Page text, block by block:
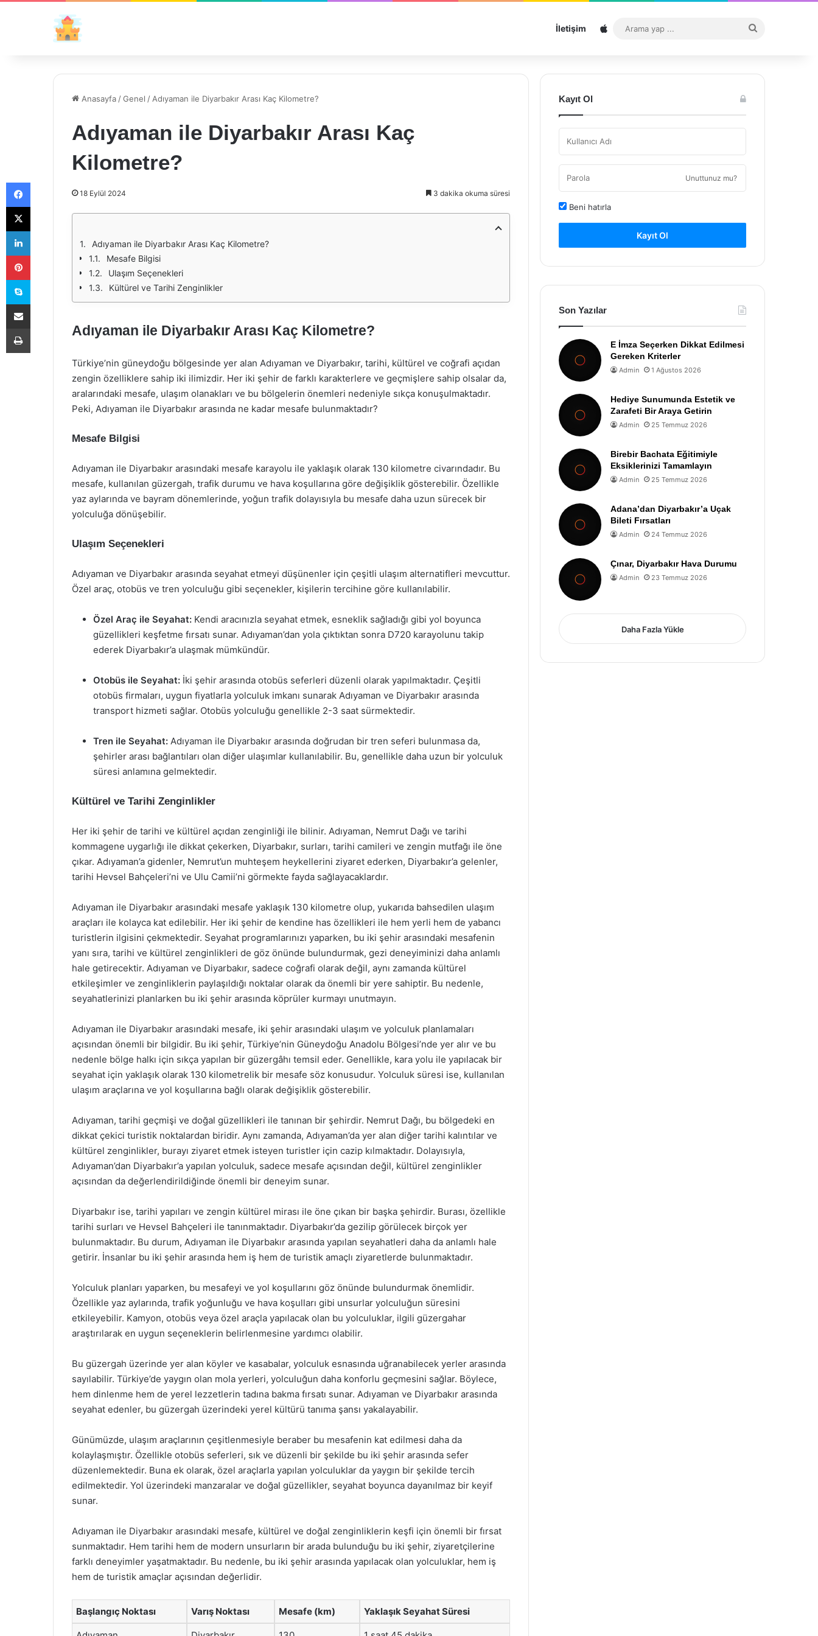
İletişim Sitemap
...
Anasayfa /Genel / Adıyaman ile Diyarbakır Arası Kaç Kilometre?
Adıyaman ile Diyarbakır Arası Kaç
Kilometre?
18 Eylül 2024 3 dakika okuma süresi
Adıyaman ile Diyarbakır Arası Kaç Kilometre?
Mesafe Bilgisi
Ulaşım Seçenekleri
Kültürel ve Tarihi Zenginlikler
Adıyaman ile Diyarbakır Arası Kaç Kilometre?
Türkiye’nin güneydoğu bölgesinde yer alan Adıyaman ve Diyarbakır, tarihi, kültürel ve coğrafi açıdan
zengin özelliklere sahip iki ilimizdir. Her iki şehir de farklı karakterlere ve geçmişlere sahip olsalar da,
aralarındaki mesafe, ulaşım olanakları ve bu bölgelerin önemleri nedeniyle sıkça konuşulmaktadır.
Peki, Adıyaman ile Diyarbakır arasında ne kadar mesafe bulunmaktadır?
Mesafe Bilgisi
Adıyaman ile Diyarbakır arasındaki mesafe karayolu ile yaklaşık olarak 130 kilometre civarındadır. Bu
mesafe, kullanılan güzergah, trafik durumu ve hava koşullarına göre değişiklik gösterebilir. Özellikle
yaz aylarında ve bayram dönemlerinde, yoğun trafik dolayısıyla bu mesafe daha uzun sürecek bir
yolculuğa dönüşebilir.
Ulaşım Seçenekleri
Adıyaman ve Diyarbakır arasında seyahat etmeyi düşünenler için çeşitli ulaşım alternatifleri mevcuttur.
Özel araç, otobüs ve tren yolculuğu gibi seçenekler, kişilerin tercihine göre kullanılabilir.
Özel Araç ile Seyahat: Kendi aracınızla seyahat etmek, esneklik sağladığı gibi yol boyunca
güzellikleri keşfetme fırsatı sunar. Adıyaman’dan yola çıktıktan sonra D720 karayolunu takip
ederek Diyarbakır’a ulaşmak mümkündür.
Otobüs ile Seyahat: İki şehir arasında otobüs seferleri düzenli olarak yapılmaktadır. Çeşitli
otobüs firmaları, uygun fiyatlarla yolculuk imkanı sunarak Adıyaman ve Diyarbakır arasında
transport hizmeti sağlar. Otobüs yolculuğu genellikle 2-3 saat sürmektedir.
Tren ile Seyahat: Adıyaman ile Diyarbakır arasında doğrudan bir tren seferi bulunmasa da,
şehirler arası bağlantıları olan diğer ulaşımlar kullanılabilir. Bu, genellikle daha uzun bir yolculuk
süresi anlamına gelmektedir.
Kültürel ve Tarihi Zenginlikler
Her iki şehir de tarihi ve kültürel açıdan zenginliği ile bilinir. Adıyaman, Nemrut Dağı ve tarihi
kommagene uygarlığı ile dikkat çekerken, Diyarbakır, surları, tarihi camileri ve zengin mutfağı ile öne
çıkar. Adıyaman’a gidenler, Nemrut’un muhteşem heykellerini ziyaret ederken, Diyarbakır’a gelenler,
tarihi Hevsel Bahçeleri’ni ve Ulu Camii’ni görmekte fayda sağlayacaklardır.
Adıyaman ile Diyarbakır arasındaki mesafe yaklaşık 130 kilometre olup, yukarıda bahsedilen ulaşım
araçları ile kolayca kat edilebilir. Her iki şehir de kendine has özellikleri ile hem yerli hem de yabancı
turistlerin ilgisini çekmektedir. Seyahat programlarınızı yaparken, bu iki şehir arasındaki mesafenin
yanı sıra, tarihi ve kültürel zenginlikleri de göz önünde bulundurmak, gezi deneyiminizi daha anlamlı
hale getirecektir. Adıyaman ve Diyarbakır, sadece coğrafi olarak değil, aynı zamanda kültürel
etkileşimler ve zenginliklerin paylaşıldığı noktalar olarak da önemli bir yere sahiptir. Bu nedenle,
seyahatlerinizi planlarken bu iki şehir arasında köprüler kurmayı unutmayın.
Adıyaman ile Diyarbakır arasındaki mesafe, iki şehir arasındaki ulaşım ve yolculuk planlamaları
açısından önemli bir bilgidir. Bu iki şehir, Türkiye’nin Güneydoğu Anadolu Bölgesi’nde yer alır ve bu
nedenle bölge halkı için sıkça yapılan bir güzergâhı temsil eder. Genellikle, kara yolu ile yapılacak bir
seyahat için yaklaşık olarak 130 kilometrelik bir mesafe söz konusudur. Yolculuk süresi ise, kullanılan
ulaşım araçlarına ve yol koşullarına bağlı olarak değişiklik gösterebilir.
Adıyaman, tarihi geçmişi ve doğal güzellikleri ile tanınan bir şehirdir. Nemrut Dağı, bu bölgedeki en
dikkat çekici turistik noktalardan biridir. Aynı zamanda, Adıyaman’da yer alan diğer tarihi kalıntılar ve
kültürel zenginlikler, burayı ziyaret etmek isteyen turistler için cazip kılmaktadır. Dolayısıyla,
Adıyaman’dan Diyarbakır’a yapılan yolculuk, sadece mesafe açısından değil, kültürel zenginlikler
açısından da değerlendirildiğinde önemli bir deneyim sunar.
Diyarbakır ise, tarihi yapıları ve zengin kültürel mirası ile öne çıkan bir başka şehirdir. Burası, özellikle
tarihi surları ve Hevsel Bahçeleri ile tanınmaktadır. Diyarbakır’da gezilip görülecek birçok yer
bulunmaktadır. Bu durum, Adıyaman ile Diyarbakır arasında yapılan seyahatleri daha da anlamlı hale
getirir. İnsanlar bu iki şehir arasında hem iş hem de turistik amaçlı ziyaretlerde bulunmaktadır.
Yolculuk planları yaparken, bu mesafeyi ve yol koşullarını göz önünde bulundurmak önemlidir.
Özellikle yaz aylarında, trafik yoğunluğu ve hava koşulları gibi unsurlar yolculuğun süresini
etkileyebilir. Kamyon, otobüs veya özel araçla yapılacak olan bu yolculuklar, ilgili güzergahar
araştırılarak en uygun seçeneklerin belirlenmesine yardımcı olabilir.
Bu güzergah üzerinde yer alan köyler ve kasabalar, yolculuk esnasında uğranabilecek yerler arasında
sayılabilir. Türkiye’de yaygın olan mola yerleri, yolculuğun daha konforlu geçmesini sağlar. Böylece,
hem dinlenme hem de yerel lezzetlerin tadına bakma fırsatı sunar. Adıyaman ve Diyarbakır arasında
seyahat edenler, bu güzergah üzerindeki yerel kültürü tanıma şansı yakalayabilir.
Günümüzde, ulaşım araçlarının çeşitlenmesiyle beraber bu mesafenin kat edilmesi daha da
kolaylaşmıştır. Özellikle otobüs seferleri, sık ve düzenli bir şekilde bu iki şehir arasında sefer
düzenlemektedir. Buna ek olarak, özel araçlarla yapılan yolculuklar da yaygın bir şekilde tercih
edilmektedir. Yol üzerindeki manzaralar ve doğal güzellikler, seyahat boyunca dayanılmaz bir keyif
sunar.
Adıyaman ile Diyarbakır arasındaki mesafe, kültürel ve doğal zenginliklerin keşfi için önemli bir fırsat
sunmaktadır. Hem tarihi hem de modern unsurların bir arada bulunduğu bu iki şehir, ziyaretçilerine
farklı deneyimler yaşatmaktadır. Bu nedenle, bu iki şehir arasında yapılacak olan yolculuklar, hem iş
hem de turistik amaçlar açısından değerlidir.
Başlangıç Noktası Varış Noktası Mesafe (km) Yaklaşık Seyahat Süresi
Kayıt Ol
Unuttunuz mu?
Beni hatırla
Kayıt Ol
Son Yazılar
E İmza Seçerken Dikkat Edilmesi
Gereken Kriterler
Admin 1 Ağustos 2026
Hediye Sunumunda Estetik ve
Zarafeti Bir Araya Getirin
Admin 25 Temmuz 2026
Birebir Bachata Eğitimiyle
Eksiklerinizi Tamamlayın
Admin 25 Temmuz 2026
Adana’dan Diyarbakır’a Uçak
Bileti Fırsatları
Admin 24 Temmuz 2026
Çınar, Diyarbakır Hava Durumu
Admin 23 Temmuz 2026
Daha Fazla Yükle
Facebook
X
LinkedIn
Pinterest
Skype
E-Posta ile paylaş